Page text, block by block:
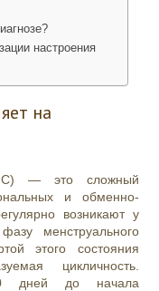
настроения
на
— это сложный
и обменно-
возникают у
менструального
этого состояния
цикличность.
дней до начала